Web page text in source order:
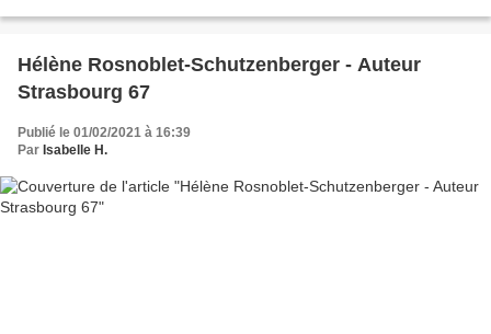
Hélène Rosnoblet-Schutzenberger - Auteur
Strasbourg 67
Publié le 01/02/2021 à 16:39
Par Isabelle H.